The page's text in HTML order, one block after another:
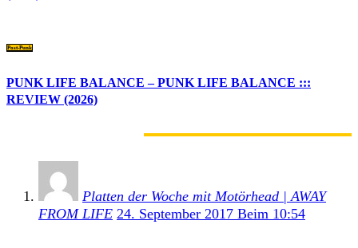
Post-Punk
PUNK LIFE BALANCE – PUNK LIFE BALANCE :::
REVIEW (2026)
Platten der Woche mit Motörhead | AWAY
FROM LIFE 24. September 2017 Beim 10:54